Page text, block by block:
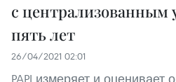
с централизованным
пять лет
26/04/2021 02:01